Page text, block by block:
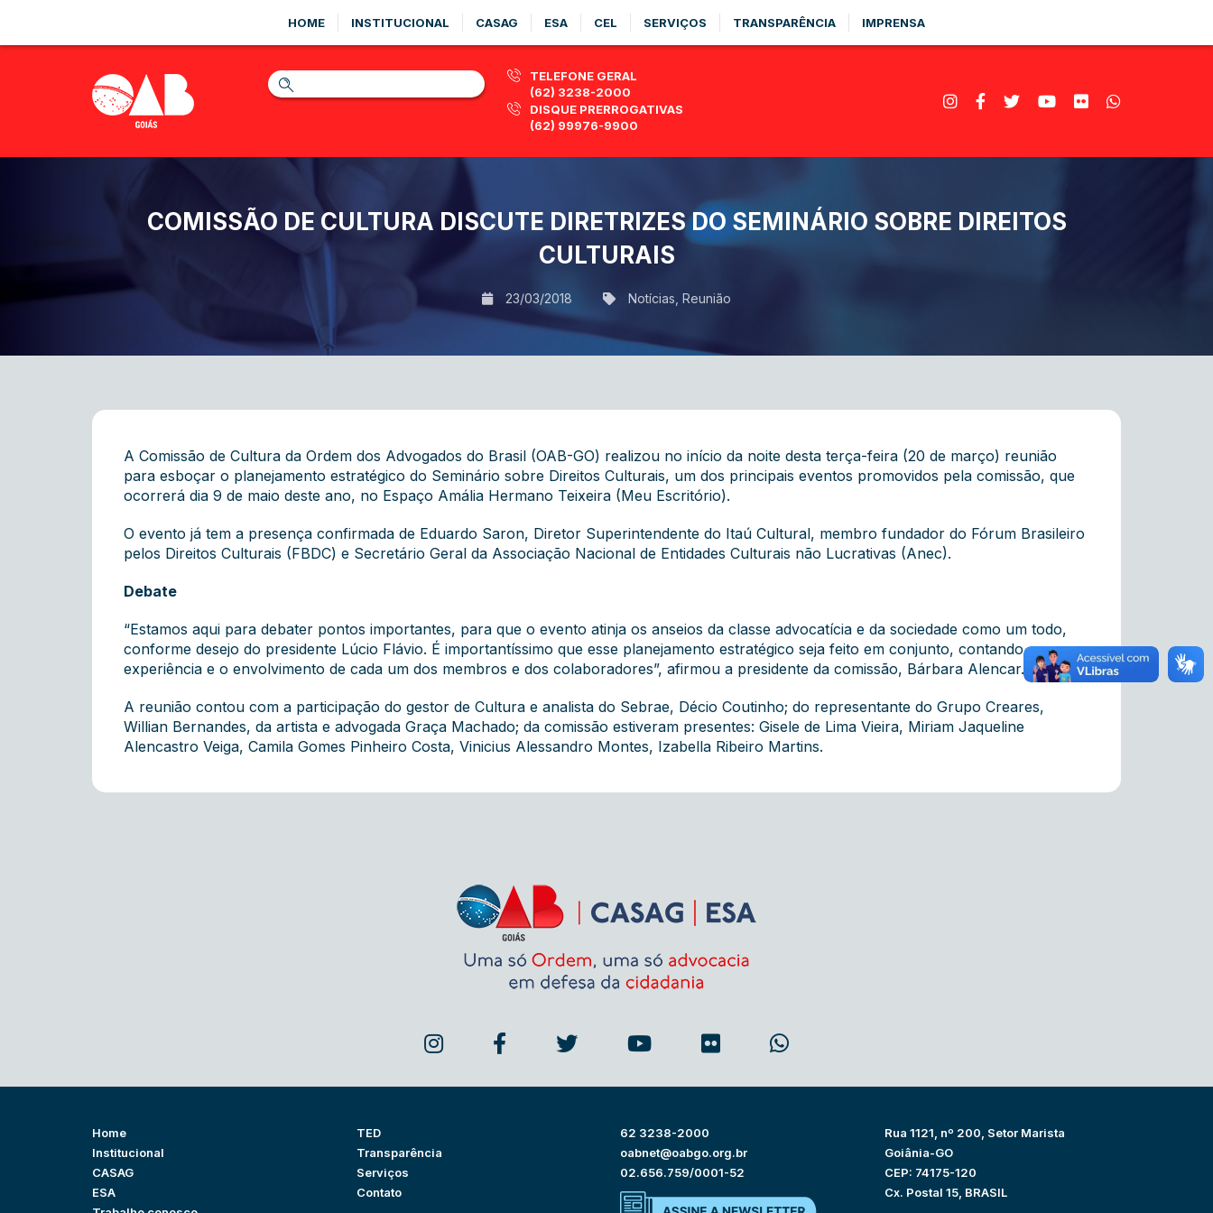
HOME INSTITUCIONAL CASAG ESA CEL SERVIÇOS TRANSPARÊNCIA IMPRENSA
TELEFONE GERAL
(62) 3238-2000
DISQUE PRERROGATIVAS
(62) 99976-9900
COMISSÃO DE CULTURA DISCUTE DIRETRIZES DO SEMINÁRIO SOBRE DIREITOS
CULTURAIS
23/03/2018 Notícias Reunião
A Comissão de Cultura da Ordem dos Advogados do Brasil (OAB-GO) realizou no início da noite desta terça-feira (20 de março) reunião
para esboçar o planejamento estratégico do Seminário sobre Direitos Culturais, um dos principais eventos promovidos pela comissão, que
ocorrerá dia 9 de maio deste ano, no Espaço Amália Hermano Teixeira (Meu Escritório).
O evento já tem a presença confirmada de Eduardo Saron, Diretor Superintendente do Itaú Cultural, membro fundador do Fórum Brasileiro
pelos Direitos Culturais (FBDC) e Secretário Geral da Associação Nacional de Entidades Culturais não Lucrativas (Anec).
Debate
“Estamos aqui para debater pontos importantes, para que o evento atinja os anseios da classe advocatícia e da sociedade como um todo,
conforme desejo do presidente Lúcio Flávio. É importantíssimo que esse planejamento estratégico seja feito em conjunto, contando com a
experiência e o envolvimento de cada um dos membros e dos colaboradores”, afirmou a presidente da comissão, Bárbara Alencar.
A reunião contou com a participação do gestor de Cultura e analista do Sebrae, Décio Coutinho; do representante do Grupo Creares,
Willian Bernandes, da artista e advogada Graça Machado; da comissão estiveram presentes: Gisele de Lima Vieira, Miriam Jaqueline
Alencastro Veiga, Camila Gomes Pinheiro Costa, Vinicius Alessandro Montes, Izabella Ribeiro Martins.
Home
Institucional
CASAG
ESA
TED
Transparência
Serviços
Contato
62 3238-2000
oabnet@oabgo.org.br
02.656.759/0001-52
Rua 1121, nº 200, Setor Marista
Goiânia-GO
CEP: 74175-120
Cx. Postal 15, BRASIL